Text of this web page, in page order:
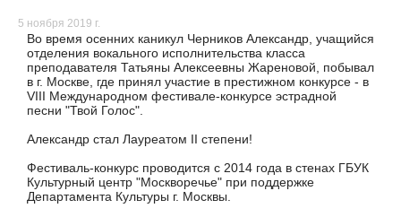
5 ноября 2019 г.
Во время осенних каникул Черников Александр, учащийся
отделения вокального исполнительства класса
преподавателя Татьяны Алексеевны Жареновой, побывал
в г. Москве, где принял участие в престижном конкурсе - в
VIII Международном фестивале-конкурсе эстрадной
песни "Твой Голос".
Александр стал Лауреатом II степени!
Фестиваль-конкурс проводится с 2014 года в стенах ГБУК
Культурный центр "Москворечье" при поддержке
Департамента Культуры г. Москвы.